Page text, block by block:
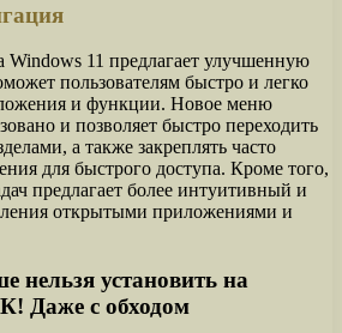
Windows 11 предлагает улучшенную
пользователям быстро и легко
и функции. Новое меню
и позволяет быстро переходить
а также закреплять часто
для быстрого доступа. Кроме того,
предлагает более интуитивный и
открытыми приложениями и
нельзя установить на
Даже с обходом